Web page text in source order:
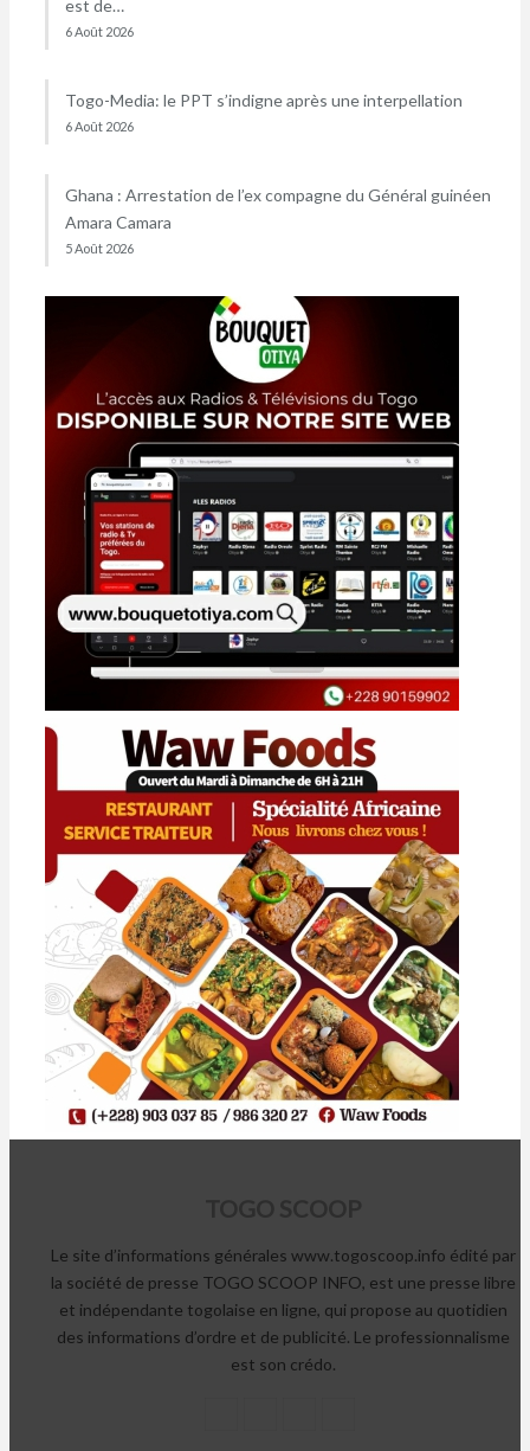
est de…
6 Août 2026
Togo-Media: le PPT s’indigne après une interpellation
6 Août 2026
Ghana : Arrestation de l’ex compagne du Général guinéen
Amara Camara
5 Août 2026
Le site d’informations générales www.togoscoop.info édité par
la société de presse TOGO SCOOP INFO, est une presse libre
et indépendante togolaise en ligne, qui propose au quotidien
des informations d’ordre et de publicité. Le professionnalisme
est son crédo.